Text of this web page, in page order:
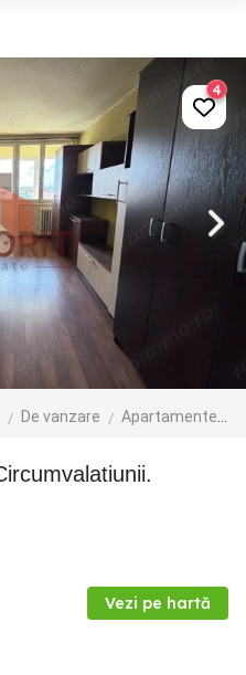
De vanzare Apartamente de vanzare
4
Vezi pe hartă